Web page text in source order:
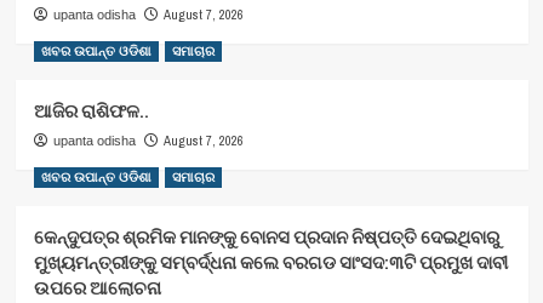
upanta odisha August 7, 2026
ଖବର ଉପାନ୍ତ ଓଡିଶା ସମାଚାର
ଆଜିର ରାଶିଫଳ..
upanta odisha August 7, 2026
ଖବର ଉପାନ୍ତ ଓଡିଶା ସମାଚାର
କେନ୍ଦୁପତ୍ର ଶ୍ରମିକ ମାନଙ୍କୁ ବୋନସ ପ୍ରଦାନ ନିଷ୍ପତ୍ତି ଦେଇଥିବାରୁ
ମୁଖ୍ୟମନ୍ତ୍ରୀଙ୍କୁ ସମ୍ବର୍ଦ୍ଧନା କଲେ ବରଗଡ ସାଂସଦ:୩ଟି ପ୍ରମୁଖ ଦାବୀ
ଉପରେ ଆଲୋଚନା